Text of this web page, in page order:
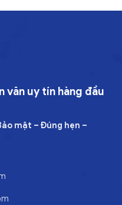
văn uy tín hàng đầu
mật – Đúng hẹn –